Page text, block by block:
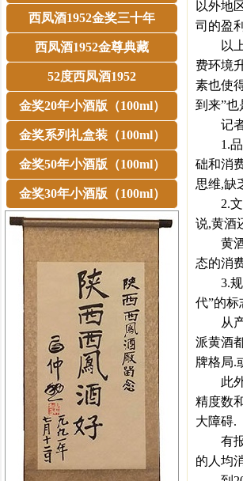
西凤酒1952金奖三十年
西凤酒1952金尊典藏
52度西凤酒1952
金奖20年小酒版（100ml）
金奖系列礼盒装（100ml）
金奖50年小酒版（100ml）
金奖30年小酒版（100ml）
以外地
司的盈
以上
费环境
素也使
到来”也
记者
1.品牌
础和消
思维,缺
2.文化
说,黄酒
黄酒
态的消
3.规模
代”的标
从产
派黄酒
牌格局.
此外,
精度数
大障碍.
有报
的人均